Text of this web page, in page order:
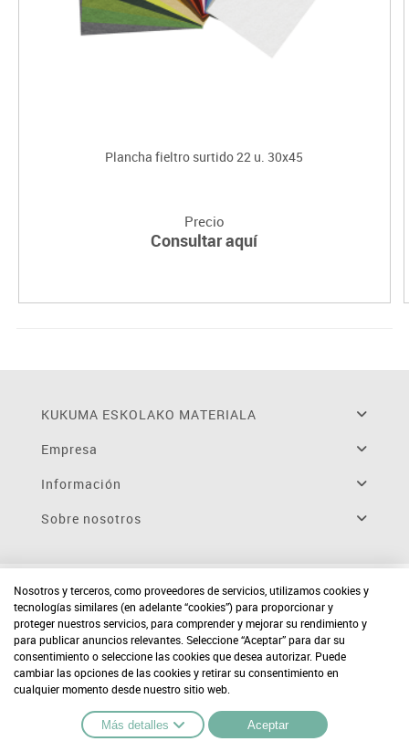
Plancha fieltro surtido 22 u. 30x45
Precio
Consultar aquí
KUKUMA ESKOLAKO MATERIALA
Empresa
Información
Sobre nosotros
Nosotros y terceros, como proveedores de servicios, utilizamos cookies y
tecnologías similares (en adelante “cookies”) para proporcionar y
proteger nuestros servicios, para comprender y mejorar su rendimiento y
para publicar anuncios relevantes. Seleccione “Aceptar” para dar su
consentimiento o seleccione las cookies que desea autorizar. Puede
cambiar las opciones de las cookies y retirar su consentimiento en
cualquier momento desde nuestro sitio web.
Más detalles Aceptar